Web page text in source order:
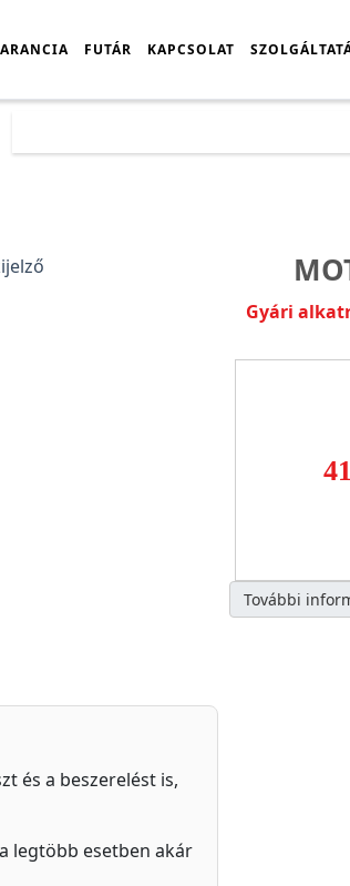
FUTÁR KAPCSOLAT
Gyári
További
és a beszerelést is,
legtöbb esetben akár